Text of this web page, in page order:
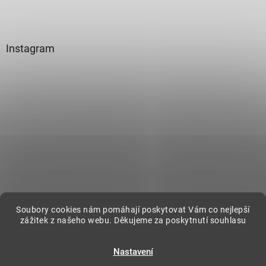
Soubory cookies nám pomáhají poskytovat Vám co nejlepší
zážitek z našeho webu. Děkujeme za poskytnutí souhlasu
Nastavení
Instagram